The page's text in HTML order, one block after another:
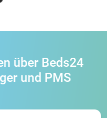
über Beds24
und PMS